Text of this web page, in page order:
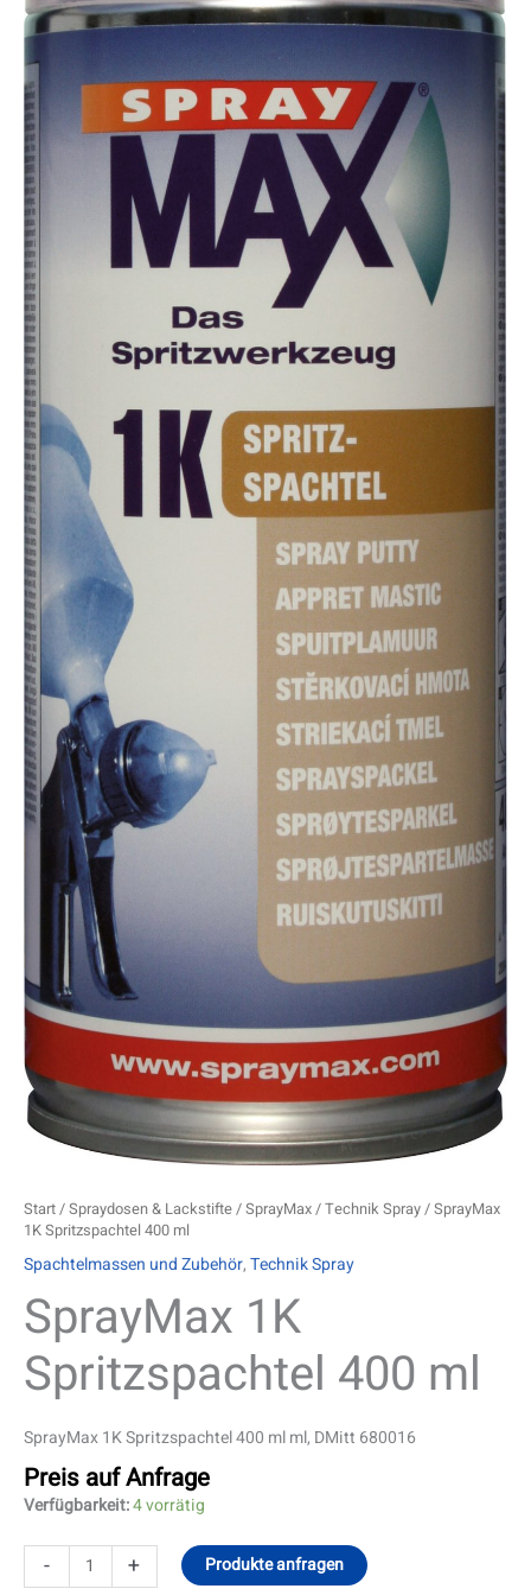
Start/Spraydosen & Lackstifte/SprayMax/Technik Spray/ SprayMax
1K Spritzspachtel 400 ml
Spachtelmassen und Zubehör,Technik Spray
SprayMax 1K
Spritzspachtel 400 ml
SprayMax 1K Spritzspachtel 400 ml ml, DMitt 680016
Preis auf Anfrage
Verfügbarkeit:4 vorrätig
- + Produkte anfragen